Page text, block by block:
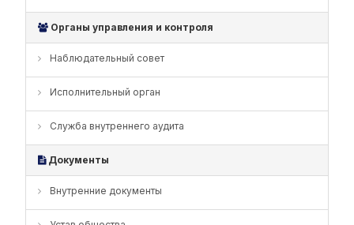
Органы управления и контроля
Наблюдательный совет
Исполнительный орган
Служба внутреннего аудита
Документы
Внутренние документы